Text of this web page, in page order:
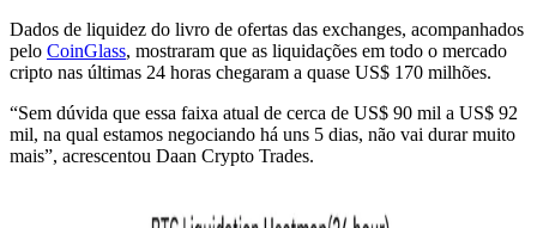
Dados de liquidez do livro de ofertas das exchanges, acompanhados
pelo CoinGlass, mostraram que as liquidações em todo o mercado
cripto nas últimas 24 horas chegaram a quase US$ 170 milhões.
“Sem dúvida que essa faixa atual de cerca de US$ 90 mil a US$ 92
mil, na qual estamos negociando há uns 5 dias, não vai durar muito
mais”, acrescentou Daan Crypto Trades.